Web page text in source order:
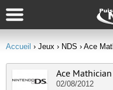
Accueil › Jeux › NDS › Ace
Ace Mathician
02/08/2012